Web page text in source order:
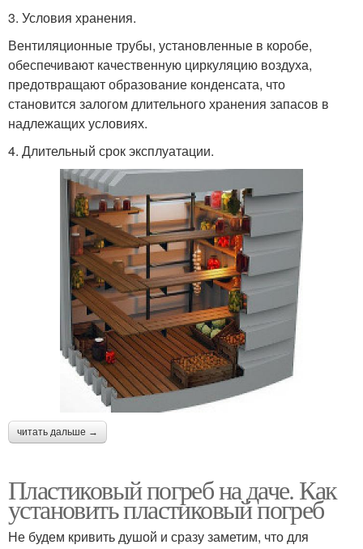
3. Условия хранения.
Вентиляционные трубы, установленные в коробе,
обеспечивают качественную циркуляцию воздуха,
предотвращают образование конденсата, что
становится залогом длительного хранения запасов в
надлежащих условиях.
4. Длительный срок эксплуатации.
читать дальше →
Пластиковый погреб на даче. Как
установить пластиковый погреб
Не будем кривить душой и сразу заметим, что для